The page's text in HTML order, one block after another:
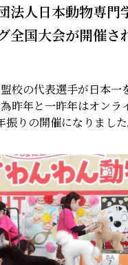
法人日本動物専門
全国大会が開催さ
校の代表選手が日本一
昨年と一昨年はオンラ
振りの開催になりました